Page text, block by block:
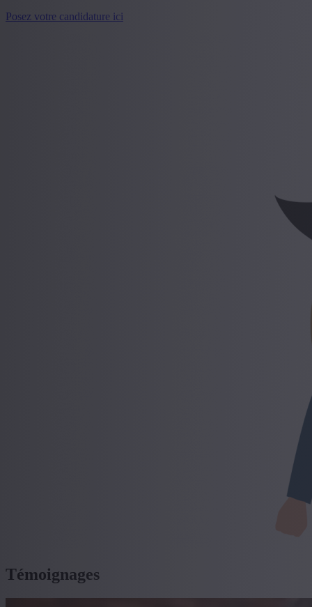
Posez votre candidature ici
Témoignages